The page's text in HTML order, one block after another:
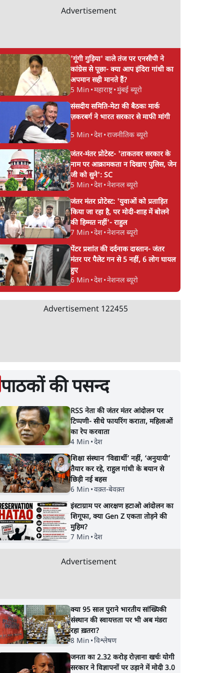
2
मेटा के सरेंडर के बाद भारत
बैनः AAP का आरोप
Advertisement
'गूंगी गुड़िया' वाले तंज पर एनसीपी ने
कांग्रेस से पूछा- क्या आप इंदिरा गांधी का
अपमान सही मानते हैं?
5 Min •महाराष्ट्र•मुंबई ब्यूरो
संसदीय समिति-मेटा की बैठकः मार्क
ज़करबर्ग ने भारत सरकार से माफी मांगी
5 Min •देश•राजनीतिक ब्यूरो
जंतर-मंतर प्रोटेस्ट- 'ताकतवर सरकार के
नाम पर आक्रामकता न दिखाए पुलिस, जेन
जी को सुने': SC
5 Min •देश•नेशनल ब्यूरो
जंतर मंतर प्रोटेस्ट: 'युवाओं को प्रताड़ित
किया जा रहा है, पर मोदी-शाह में बोलने
की हिम्मत नहीं'- राहुल
7 Min •देश•नेशनल ब्यूरो
पेंटर प्रशांत की दर्दनाक दास्तान- जंतर
मंतर पर पैलेट गन से 5 नहीं, 6 लोग घायल
हुए
6 Min •देश•नेशनल ब्यूरो
Advertisement 122455
पाठकों की पसन्द
RSS नेता की जंतर मंतर आंदोलन पर
टिप्पणी- सीधे फायरिंग कराता, महिलाओं
का रेप करवाता
4 Min •देश
शिक्षा संस्थान ‘विद्यार्थी’ नहीं, ‘अनुयायी’
तैयार कर रहे, राहुल गांधी के बयान से
छिड़ी नई बहस
6 Min •वक़्त-बेवक़्त
इंस्टाग्राम पर आरक्षण हटाओ आंदोलन का
शिगूफा, क्या Gen Z एकता तोड़ने की
मुहिम?
7 Min •देश
Advertisement
क्या 95 साल पुराने भारतीय सांख्यिकी
संस्थान की स्वायत्तता पर भी अब मंडरा
रहा ख़तरा?
8 Min •विश्लेषण
जनता का 2.32 करोड़ रोज़ाना खर्चः योगी
सरकार ने विज्ञापनों पर उड़ाने में मोदी 3.0